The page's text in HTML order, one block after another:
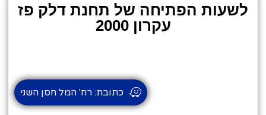
לשעות הפתיחה של תחנת דלק פז
עקרון 2000
כתובת: רח' המל חסן השני